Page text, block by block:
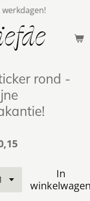
rond -
In